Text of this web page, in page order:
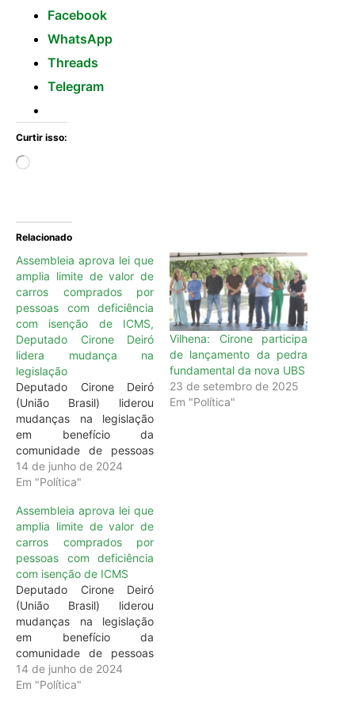
Facebook
WhatsApp
Threads
Telegram
Curtir isso:
Relacionado
Assembleia aprova lei que
amplia limite de valor de
carros comprados por
pessoas com deficiência
com isenção de ICMS,
Deputado Cirone Deiró
lidera mudança na
legislação
Deputado Cirone Deiró
(União Brasil) liderou
mudanças na legislação
em benefício da
comunidade de pessoas
com deficiência, em
Rondônia. Depois de
das mães e familiares de
pessoas com deficiência,
o deputado estadual
Cirone Deiró (União Brasil)
desempenhou um papel
fundamental ao
apresentar ao governador,
coronel Marcos Rocha…
14 de junho de 2024
Em "Política"
Vilhena: Cirone participa
de lançamento da pedra
fundamental da nova UBS
23 de setembro de 2025
Em "Política"
Assembleia aprova lei que
amplia limite de valor de
carros comprados por
pessoas com deficiência
com isenção de ICMS
Deputado Cirone Deiró
(União Brasil) liderou
mudanças na legislação
em benefício da
comunidade de pessoas
com deficiência, em
Rondônia. Parlamentar
14 de junho de 2024
Em "Política"